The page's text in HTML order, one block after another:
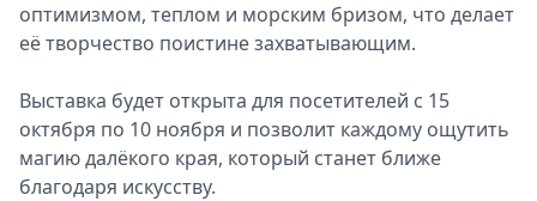
оптимизмом, теплом и морским бризом, что делает
её творчество поистине захватывающим.
Выставка будет открыта для посетителей с 15
октября по 10 ноября и позволит каждому ощутить
магию далёкого края, который станет ближе
благодаря искусству.